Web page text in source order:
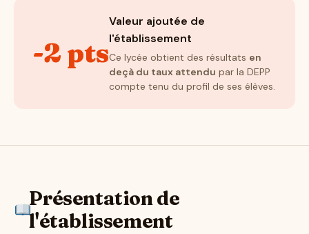
-2 pts
Valeur ajoutée de
l'établissement
Ce lycée obtient des résultats en
deçà du taux attendu par la DEPP
compte tenu du profil de ses élèves.
Présentation de
l'établissement